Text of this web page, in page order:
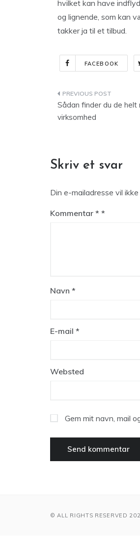
hvilket kan have
og lignende, som kan
takker ja til et tilbud.
FACEBOOK
Sådan finder du de
virksomhed
Skriv et svar
Din e-mailadresse vil
Kommentar *
Navn *
E-mail *
Websted
Gem mit navn, mail
© ALL RIGHTS RESERVED